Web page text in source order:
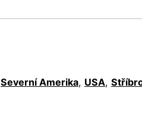
Severní Amerika, USA,